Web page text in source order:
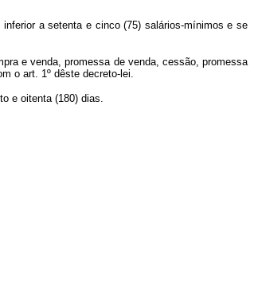
a setenta e cinco (75) salários-mínimos e se
e venda, promessa de venda, cessão, promessa
o art. 1º dêste decreto-lei.
e oitenta (180) dias.